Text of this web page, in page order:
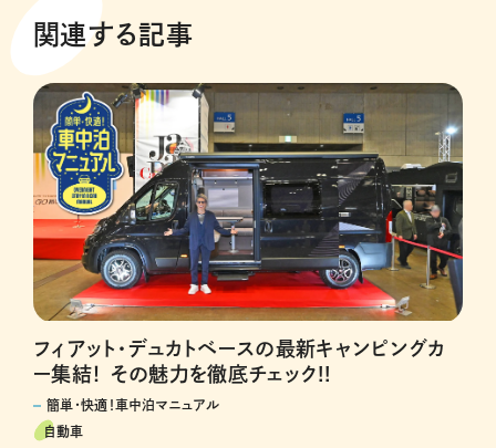
関連する記事
フィアット・デュカトベースの最新キャンピングカ
ー集結！ その魅力を徹底チェック!!
簡単・快適！車中泊マニュアル
自動車